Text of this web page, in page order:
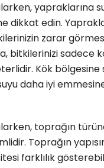
yapraklarına
dikkat edin.
zarar
bitkilerinizi sadece
Kök bölgesine
daha iyi
toprağın
Toprağın
farklılık